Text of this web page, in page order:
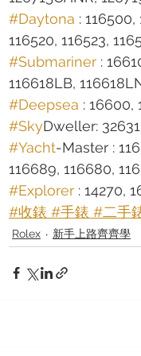
#Daytona : 116500,
116520, 116523,
#Submariner :
116618LB,
#Deepsea : 16600,
#SkyDweller:
#Yacht-Master :
116689, 116680,
#Explorer : 14270,
#收錶 #手錶 #二手
Rolex 新手上路齊齊學